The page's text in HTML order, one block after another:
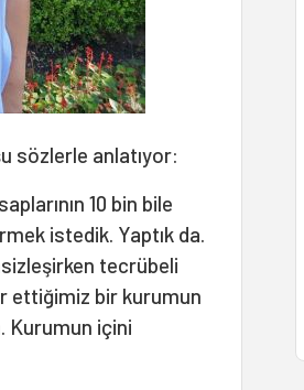
sözlerle anlatıyor:
10 bin bile
istedik. Yaptık da.
tecrübeli
ettiğimiz bir kurumun
Kurumun içini